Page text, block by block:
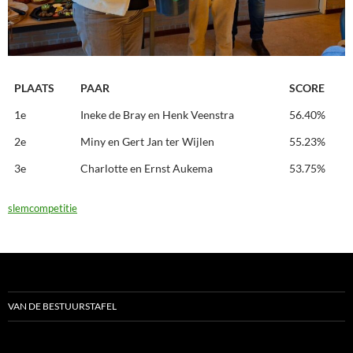
PLAATS PAAR
SCORE
1e
Ineke de Bray en Henk Veenstra
56.40%
2e
Miny en Gert Jan ter Wijlen
55.23%
3e
Charlotte en Ernst Aukema 53.75%
slemcompetitie
VAN DE BESTUURSTAFEL